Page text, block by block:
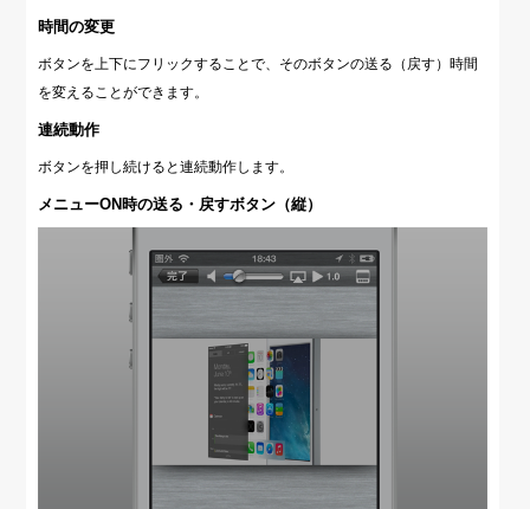
時間の変更
ボタンを上下にフリックすることで、そのボタンの送る（戻す）時間
を変えることができます。
連続動作
ボタンを押し続けると連続動作します。
メニューON時の送る・戻すボタン（縦）